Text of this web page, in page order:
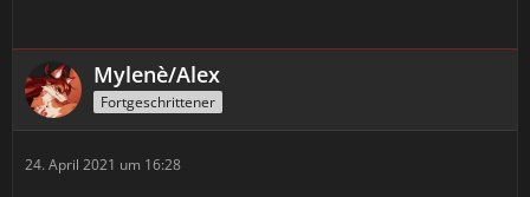
Mylenè/Alex
Fortgeschrittener
24. April 2021 um 16:28